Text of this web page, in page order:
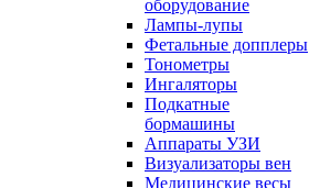
оборудование
Лампы-лупы
Фетальные допплеры
Тонометры
Ингаляторы
Подкатные
бормашины
Аппараты УЗИ
Визуализаторы вен
Медицинские весы